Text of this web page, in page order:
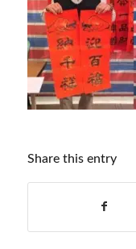
Share this entry